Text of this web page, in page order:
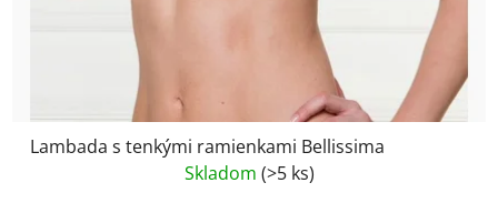
Lambada s tenkými ramienkami Bellissima
Skladom (>5 ks)